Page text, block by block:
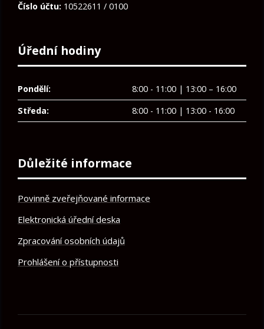
Číslo účtu: 10522611 / 0100
Úřední hodiny
Pondělí:
8:00 - 11:00 | 13:00 – 16:00
Středa:
8:00 - 11:00 | 13:00 - 16:00
Důležité informace
Povinně zveřejňované informace
Elektronická úřední deska
Zpracování osobních údajů
Prohlášení o přístupnosti